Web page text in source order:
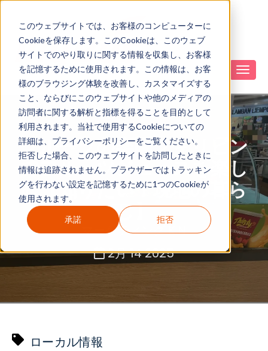
このウェブサイトでは、お客様のコンピューターに
Cookieを保存します。このCookieは、このウェブ
サイトでのやり取りに関する情報を収集し、お客様
を記憶するために使用されます。この情報は、お客
様のブラウジング体験を改善し、カスタマイズする
こと、ならびにこのウェブサイトや他のメディアの
訪問者に関する解析と指標を得ることを目的として
利用されます。当社で使用するCookieについての
詳細は、プライバシーポリシーをご覧ください。
拒否した場合、このウェブサイトを訪問したときに
情報は追跡されません。ブラウザーではトラッキン
グを行わない設定を記憶するために1つのCookieが
使用されます。
承諾 拒否
フルーツの楽園フィリピン
でフルーツジュースを楽し
む【知りたい！現地の暮ら
し】
マーケティング K.N
2月 14 2025
ローカル情報